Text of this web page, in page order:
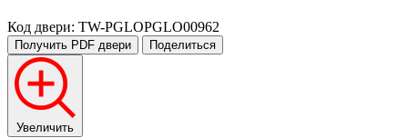
Код двери: TW-PGLOPGLO00962
Получить PDF двери Поделиться
Увеличить